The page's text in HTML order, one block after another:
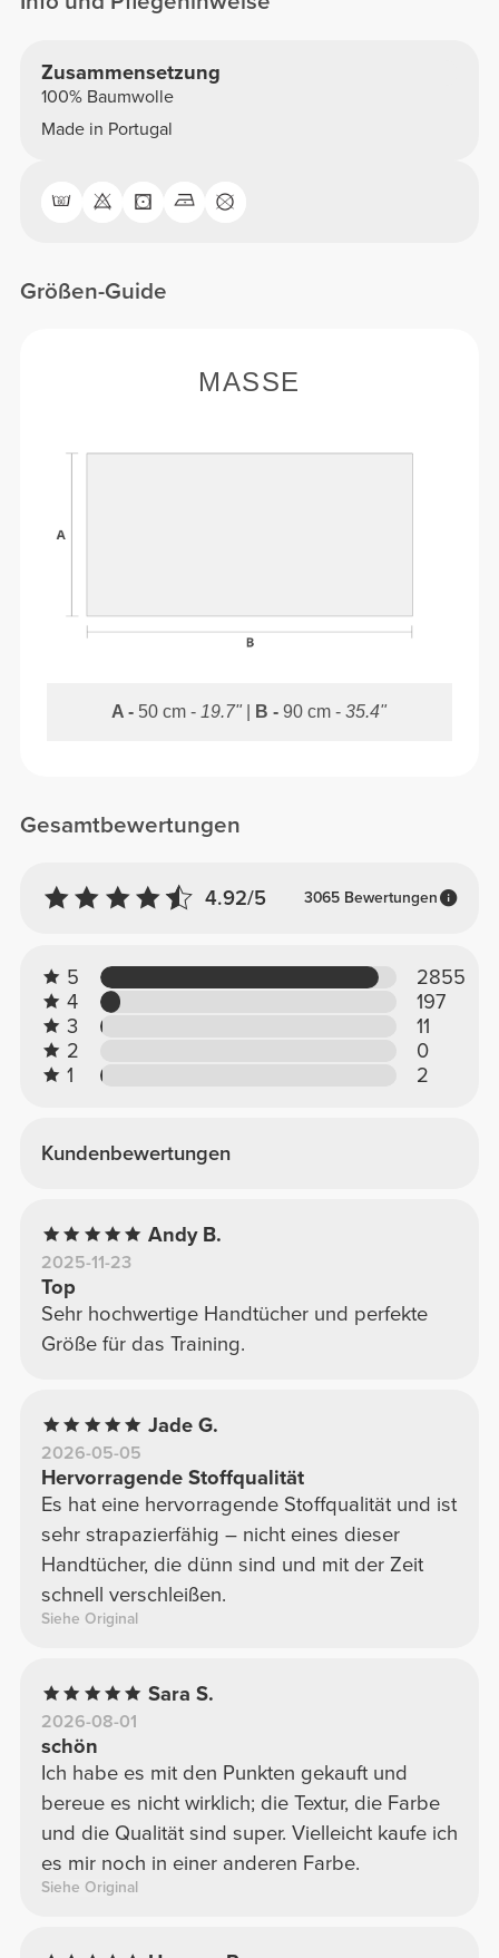
Zusammensetzung
100% Baumwolle
Made in Portugal
Gesamtbewertungen
4.92/5 3065 Bewertungen
5
2855
4
197
3
11
2
0
1
2
Kundenbewertungen
Andy B.
2025-11-23
Top
Sehr hochwertige Handtücher und perfekte
Größe für das Training.
Jade G.
2026-05-05
Hervorragende Stoffqualität
Es hat eine hervorragende Stoffqualität und ist
sehr strapazierfähig – nicht eines dieser
Handtücher, die dünn sind und mit der Zeit
schnell verschleißen.
Siehe Original
Sara S.
2026-08-01
schön
Ich habe es mit den Punkten gekauft und
bereue es nicht wirklich; die Textur, die Farbe
und die Qualität sind super. Vielleicht kaufe ich
es mir noch in einer anderen Farbe.
Siehe Original
Größen-Guide
MASSE
A - 50 cm - 19.7" B -90 cm -35.4"